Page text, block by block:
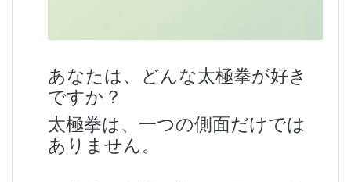
あなたは、どんな太極拳が好き
ですか？
太極拳は、一つの側面だけでは
ありません。